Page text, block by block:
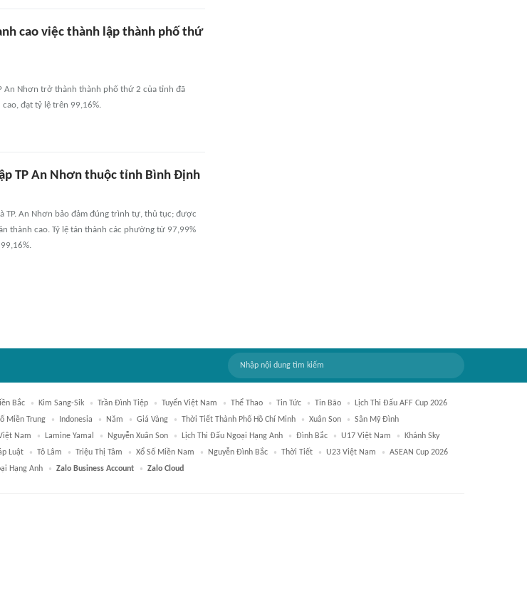
cao việc thành lập thành phố thứ
An Nhơn trở thành thành phố thứ 2 của tỉnh đã
đạt tỷ lệ trên 99,16%.
TP An Nhơn thuộc tỉnh Bình Định
TP. An Nhơn bảo đảm đúng trình tự, thủ tục; được
thành cao. Tỷ lệ tán thành các phường từ 97,99%
Bắc Kim Sang-Sik Trần Đình Tiệp Tuyển Việt Nam Thể Thao Tin Tức Tin Bão
Lịch Thi Đấu AFF Cup 2026
Miền Trung Indonesia Năm Giá Vàng Thời Tiết Thành Phố Hồ Chí Minh Xuân Son
Sân Mỹ Đình
Nam Lamine Yamal Nguyễn Xuân Son Lịch Thi Đấu Ngoại Hạng Anh Đình Bắc U17 Việt Nam
Khánh Sky
Luật Tô Lâm Triệu Thị Tâm Xổ Số Miền Nam Nguyễn Đình Bắc Thời Tiết U23 Việt Nam
ASEAN Cup 2026
Hạng Anh Zalo Business Account Zalo Cloud